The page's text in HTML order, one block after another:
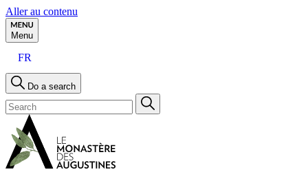
Aller au contenu
Menu
FR
Do a search